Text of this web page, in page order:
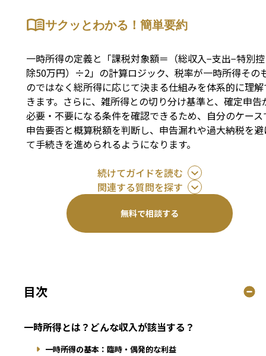
サクッとわかる！簡単要約
一時所得の定義と「課税対象額＝（総収入−支出−特別控
除50万円）÷2」の計算ロジック、税率が一時所得その
のではなく総所得に応じて決まる仕組みを体系的に理
きます。さらに、雑所得との切り分け基準と、確定申告
必要・不要になる条件を確認できるため、自分のケース
申告要否と概算税額を判断し、申告漏れや過大納税を
て手続きを進められるようになります。
続けてガイドを読む
関連する質問を探す
無料で相談する
目次
一時所得とは？どんな収入が該当する？
一時所得の基本：臨時・偶発的な利益